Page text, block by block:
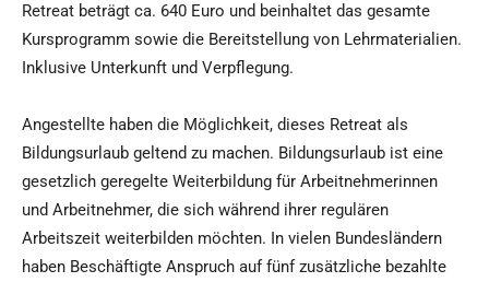
Retreat beträgt ca. 640 Euro und beinhaltet das gesamte
Kursprogramm sowie die Bereitstellung von Lehrmaterialien.
Inklusive Unterkunft und Verpflegung.
Angestellte haben die Möglichkeit, dieses Retreat als
Bildungsurlaub geltend zu machen. Bildungsurlaub ist eine
gesetzlich geregelte Weiterbildung für Arbeitnehmerinnen
und Arbeitnehmer, die sich während ihrer regulären
Arbeitszeit weiterbilden möchten. In vielen Bundesländern
haben Beschäftigte Anspruch auf fünf zusätzliche bezahlte